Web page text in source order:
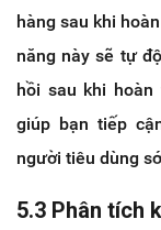
hàng sau khi
năng này sẽ tự
hồi sau khi
giúp bạn tiếp
người tiêu dùng
5.3 Phân tích